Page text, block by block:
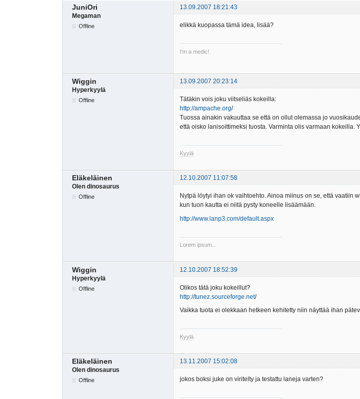
JuniOri
13.09.2007 18:21:43
Megaman
Offline elikkä kuopassa tämä idea, lisää?
I'm a medic!
Wiggin
13.09.2007 20:23:14
Hyperkyylä
Offline
Tätäkin vois joku viitseliäs kokeilla:
http://ampache.org/
Tuossa ainakin vakuuttaa se että on ollut olemassa jo
että oisko lanisoittimeksi tuosta. Varminta olis varmaan
Kyylä
Eläkeläinen
12.10.2007 11:07:58
Olen dinosaurus
Offline
Nytpä löytyi ihan ok vaihtoehto. Ainoa miinus on se, että
kun tuon kautta ei niitä pysty koneelle lisäämään.
http://www.lanp3.com/default.aspx
Lorem ipsum...
Wiggin
12.10.2007 18:52:39
Hyperkyylä
Offline
Olikos tätä joku kokeillut?
http://tunez.sourceforge.net/
Vaikka tuota ei olekkaan hetkeen kehitetty niin näyttää ihan
Kyylä
Eläkeläinen
13.11.2007 15:02:08
Olen dinosaurus
Offline jokos boksi juke on viritelty ja testattu laneja varten?